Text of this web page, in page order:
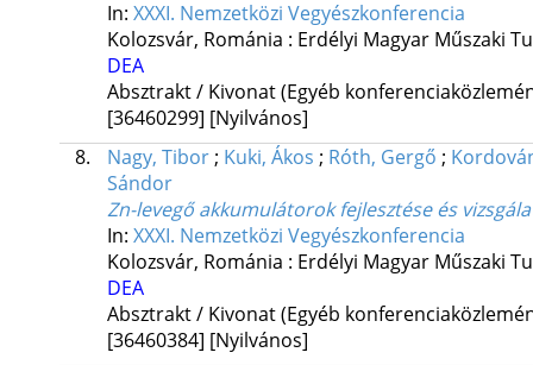
In: XXXI. Nemzetközi Vegyészkonferencia
Kolozsvár, Románia : Erdélyi Magyar Műszaki
DEA
Absztrakt / Kivonat (Egyéb
[36460299] [Nyilvános]
8.
Nagy, Tibor; Kuki, Ákos ; Róth, Gergő ;
Sándor
Zn-levegő akkumulátorok fejlesztése és
In: XXXI. Nemzetközi Vegyészkonferencia
Kolozsvár, Románia : Erdélyi Magyar Műszaki
DEA
Absztrakt / Kivonat (Egyéb
[36460384] [Nyilvános]